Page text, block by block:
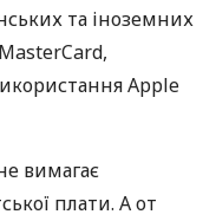
та іноземних
Apple
вимагає
плати. А от